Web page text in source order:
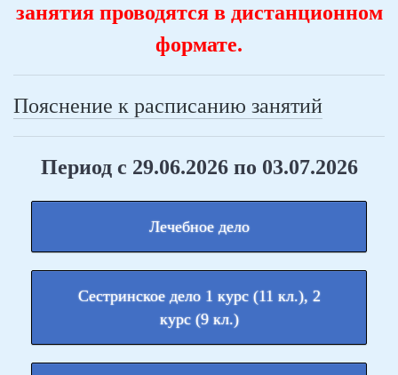
занятия проводятся в дистанционном
формате.
Пояснение к расписанию занятий
Период с 29.06.2026 по 03.07.2026
Лечебное дело
Сестринское дело 1 курс (11 кл.), 2
курс (9 кл.)